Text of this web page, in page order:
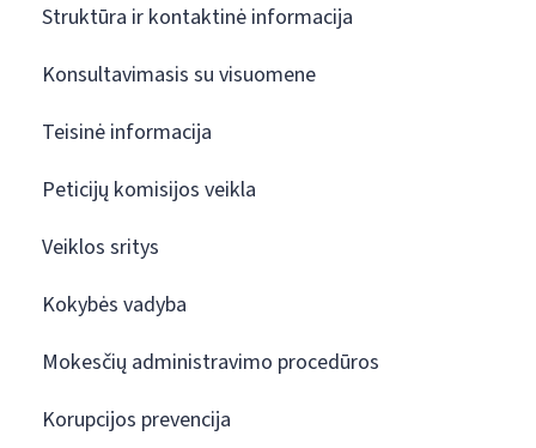
Struktūra ir kontaktinė informacija
Konsultavimasis su visuomene
Teisinė informacija
Peticijų komisijos veikla
Veiklos sritys
Kokybės vadyba
Mokesčių administravimo procedūros
Korupcijos prevencija